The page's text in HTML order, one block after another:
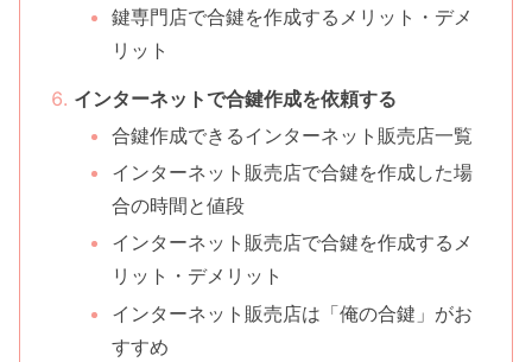
鍵専門店で合鍵を作成するメリット・デメ
リット
インターネットで合鍵作成を依頼する
合鍵作成できるインターネット販売店一覧
インターネット販売店で合鍵を作成した場
合の時間と値段
インターネット販売店で合鍵を作成するメ
リット・デメリット
インターネット販売店は「俺の合鍵」がお
すすめ